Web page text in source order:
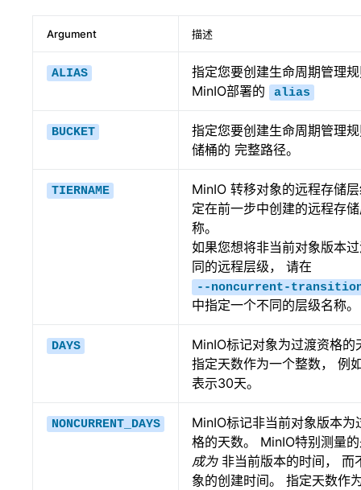
Argument 描述
ALIAS
指定您要创建生命周期管理
MinIO部署的
alias
BUCKET
指定您要创建生命周期管理
储桶的 完整路径。
TIERNAME
MinIO 转移对象的远程存储
定在前一步中创建的远程存
称。
如果您想将非当前对象版本
同的远程层级， 请在
--noncurrent-
中指定一个不同的层级名称。
DAYS
MinIO标记对象为过渡资格的
指定天数作为一个整数， 例
表示30天。
NONCURRENT_DAYS
MinIO标记非当前对象版本为
格的天数。 MinIO特别测量
成为非当前版本的时间， 而
象的创建时间。 指定天数作